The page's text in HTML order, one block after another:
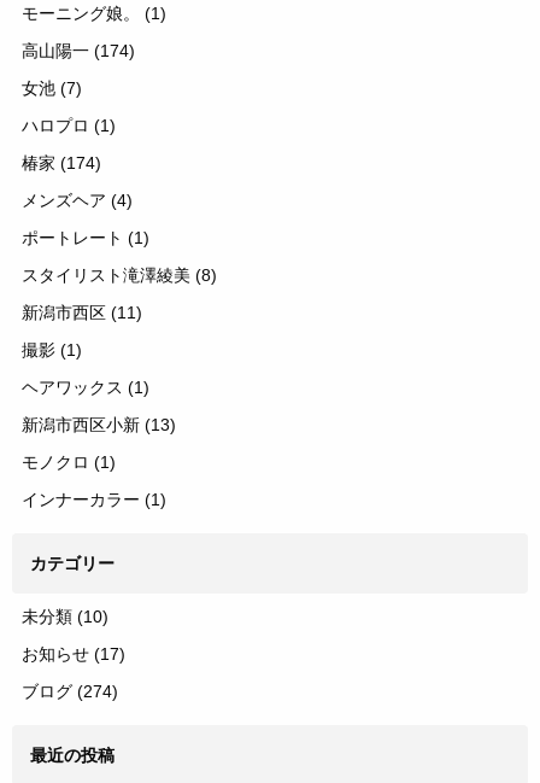
モーニング娘。 (1)
高山陽一 (174)
女池 (7)
ハロプロ (1)
椿家 (174)
メンズヘア (4)
ポートレート (1)
スタイリスト滝澤綾美 (8)
新潟市西区 (11)
撮影 (1)
ヘアワックス (1)
新潟市西区小新 (13)
モノクロ (1)
インナーカラー (1)
カテゴリー
未分類 (10)
お知らせ (17)
ブログ (274)
最近の投稿